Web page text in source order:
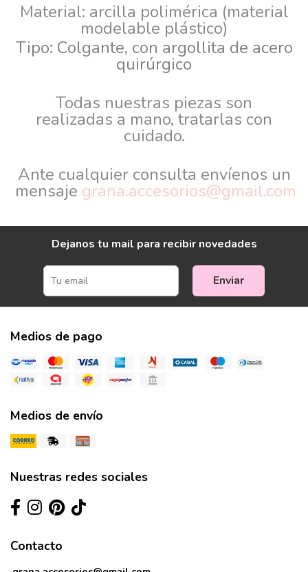
Material: arcilla polimérica (material
modelable plástico)
Tipo: Colgante, con argollita de acero
quirúrgico
Todas nuestras piezas son
realizadas a mano, tratarlas con
cuidado.
Ante cualquier consulta envíenos un
mensaje grana.accesorios@gmail.com
Dejanos tu mail para recibir novedades
Enviar
Medios de pago
Medios de envío
Nuestras redes sociales
Contacto